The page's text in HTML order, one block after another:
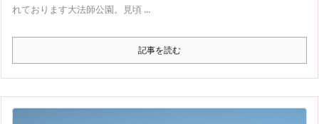
れております大法師公園。見頃 ...
記事を読む